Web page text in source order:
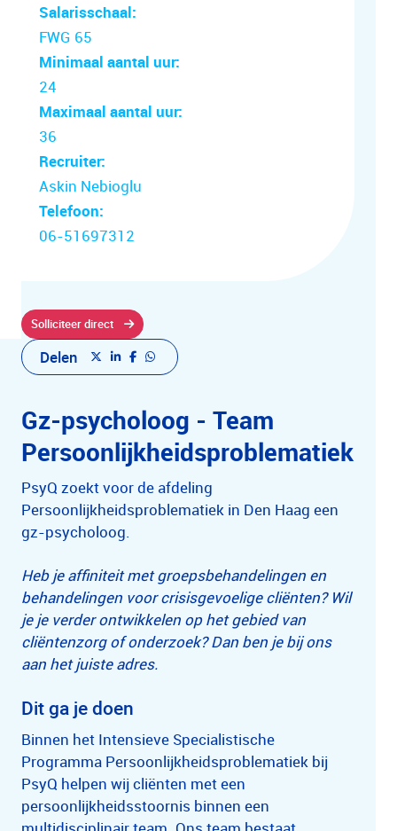
Salarisschaal:
FWG 65
Minimaal aantal uur:
24
Maximaal aantal uur:
36
Recruiter:
Askin Nebioglu
Telefoon:
06-51697312
Solliciteer direct
Delen
Gz-psycholoog - Team
Persoonlijkheidsproblematiek
PsyQ zoekt voor de afdeling
Persoonlijkheidsproblematiek in Den Haag een
gz-psycholoog.
Heb je affiniteit met groepsbehandelingen en
behandelingen voor crisisgevoelige cliënten? Wil
je je verder ontwikkelen op het gebied van
cliëntenzorg of onderzoek? Dan ben je bij ons
aan het juiste adres.
Dit ga je doen
Binnen het Intensieve Specialistische
Programma Persoonlijkheidsproblematiek bij
PsyQ helpen wij cliënten met een
persoonlijkheidsstoornis binnen een